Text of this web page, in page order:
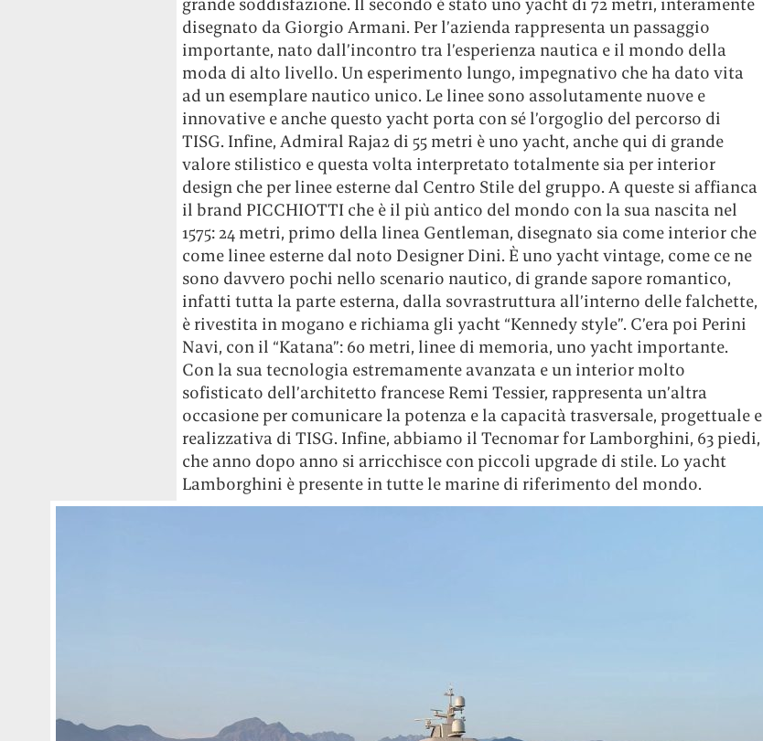
disegnato da Giorgio Armani. Per l’azienda rappresenta un passaggio
importante, nato dall’incontro tra l’esperienza nautica e il mondo della
moda di alto livello. Un esperimento lungo, impegnativo che ha dato vita
ad un esemplare nautico unico. Le linee sono assolutamente nuove e
innovative e anche questo yacht porta con sé l’orgoglio del percorso di
TISG. Infine, Admiral Raja2 di 55 metri è uno yacht, anche qui di grande
valore stilistico e questa volta interpretato totalmente sia per interior
design che per linee esterne dal Centro Stile del gruppo. A queste si affianca
il brand PICCHIOTTI che è il più antico del mondo con la sua nascita nel
1575: 24 metri, primo della linea Gentleman, disegnato sia come interior che
come linee esterne dal noto Designer Dini. È uno yacht vintage, come ce ne
sono davvero pochi nello scenario nautico, di grande sapore romantico,
infatti tutta la parte esterna, dalla sovrastruttura all’interno delle falchette,
è rivestita in mogano e richiama gli yacht “Kennedy style”. C’era poi Perini
Navi, con il “Katana”: 60 metri, linee di memoria, uno yacht importante.
Con la sua tecnologia estremamente avanzata e un interior molto
sofisticato dell’architetto francese Remi Tessier, rappresenta un’altra
occasione per comunicare la potenza e la capacità trasversale, progettuale e
realizzativa di TISG. Infine, abbiamo il Tecnomar for Lamborghini, 63 piedi,
che anno dopo anno si arricchisce con piccoli upgrade di stile. Lo yacht
Lamborghini è presente in tutte le marine di riferimento del mondo.